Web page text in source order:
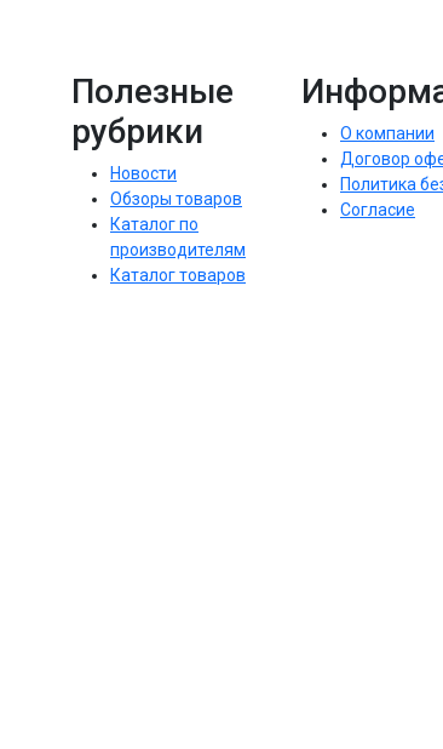
Полезные
рубрики
Новости
Обзоры товаров
Каталог по
производителям
Каталог товаров
О компании
Договор
Политика
Согласие